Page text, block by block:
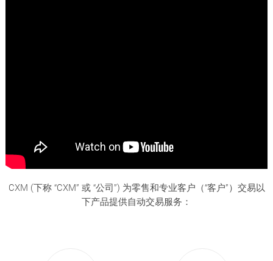
CXM (下称 “CXM” 或 “公司”) 为零售和专业客户（“客户”）交易以
下产品提供自动交易服务：